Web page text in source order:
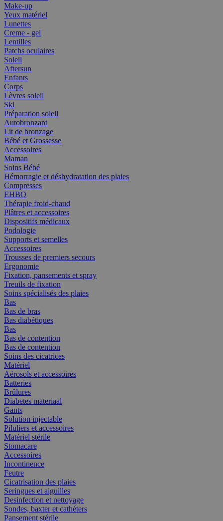
Make-up
Yeux matériel
Lunettes
Creme - gel
Lentilles
Patchs oculaires
Soleil
Aftersun
Enfants
Corps
Lèvres soleil
Ski
Préparation soleil
Autobronzant
Lit de bronzage
Bébé et Grossesse
Accessoires
Maman
Soins Bébé
Hémorragie et déshydratation des plaies
Compresses
EHBO
Thérapie froid-chaud
Plâtres et accessoires
Dispositifs médicaux
Podologie
Supports et semelles
Accessoires
Trousses de premiers secours
Ergonomie
Fixation, pansements et spray
Treuils de fixation
Soins spécialisés des plaies
Bas
Bas de bras
Bas diabétiques
Bas
Bas de contention
Bas de contention
Soins des cicatrices
Matériel
Aérosols et accessoires
Batteries
Brûlures
Diabetes materiaal
Gants
Solution injectable
Piluliers et accessoires
Matériel stérile
Stomacare
Accessoires
Incontinence
Feutre
Cicatrisation des plaies
Seringues et aiguilles
Desinfection et nettoyage
Sondes, baxter et cathéters
Pansement stérile